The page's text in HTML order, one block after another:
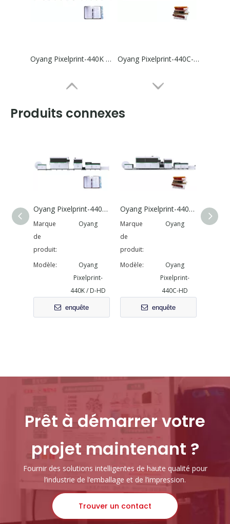
Oyang Pixelprint-440K / D-HD Rotary à jet d'encre Digital Book Printing Machine Oyang Pixelprint-440C-HD Rotary Jet à jet numérique Machine d'impression
Machine d'impression numérique sur papier en un seul passage
Produits connexes
Oyang Pixelprint-440K / D-HD Rotary à jet d'encre Digital Book Printing Machine
Marque
de
produit:
Oyang
Modèle:
Oyang
Pixelprint-
440K / D-HD
enquête
Oyang Pixelprint-440C-HD Rotary Jet à jet numérique Machine d'impression
Marque
de
produit:
Oyang
Modèle:
Oyang
Pixelprint-
440C-HD
enquête
Marque
Prêt à démarrer votre
projet maintenant ?
Fournir des solutions intelligentes de haute qualité pour
l’industrie de l’emballage et de l’impression.
Trouver un contact